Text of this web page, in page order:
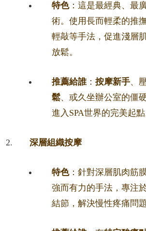
特色：這是最經典、最
術。使用長而輕柔的推
輕敲等手法，促進淺層
放鬆。
推薦給誰： 按摩新手、
鬆、或久坐辦公室的僵
進入SPA世界的完美起點
深層組織按摩
特色：針對深層肌肉筋
強而有力的手法，專注
結節，解決慢性疼痛問題